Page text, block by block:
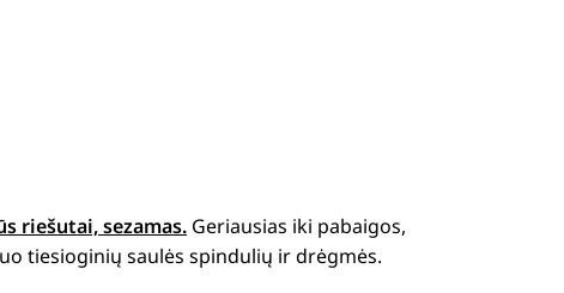
riešutai, sezamas. Geriausias iki pabaigos,
tiesioginių saulės spindulių ir drėgmės.